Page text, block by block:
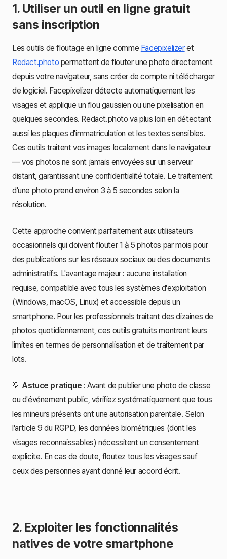
1. Utiliser un outil en ligne gratuit
sans inscription
Les outils de floutage en ligne comme Facepixelizeret
Redact.photo permettent de flouter une photo directement
depuis votre navigateur, sans créer de compte ni télécharger
de logiciel. Facepixelizer détecte automatiquement les
visages et applique un flou gaussien ou une pixelisation en
quelques secondes. Redact.photo va plus loin en détectant
aussi les plaques d'immatriculation et les textes sensibles.
Ces outils traitent vos images localement dans le navigateur
— vos photos ne sont jamais envoyées sur un serveur
distant, garantissant une confidentialité totale. Le traitement
d'une photo prend environ 3 à 5 secondes selon la
résolution.
Cette approche convient parfaitement aux utilisateurs
occasionnels qui doivent flouter 1 à 5 photos par mois pour
des publications sur les réseaux sociaux ou des documents
administratifs. L'avantage majeur : aucune installation
requise, compatible avec tous les systèmes d'exploitation
(Windows, macOS, Linux) et accessible depuis un
smartphone. Pour les professionnels traitant des dizaines de
photos quotidiennement, ces outils gratuits montrent leurs
limites en termes de personnalisation et de traitement par
lots.
💡 Astuce pratique : Avant de publier une photo de classe
ou d'événement public, vérifiez systématiquement que tous
les mineurs présents ont une autorisation parentale. Selon
l'article 9 du RGPD, les données biométriques (dont les
visages reconnaissables) nécessitent un consentement
explicite. En cas de doute, floutez tous les visages sauf
ceux des personnes ayant donné leur accord écrit.
2. Exploiter les fonctionnalités
natives de votre smartphone